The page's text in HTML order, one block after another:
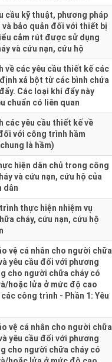
cầu kỹ thuật, phương pháp
bảo quản đối với thiết bị
cắm rút được sử dụng
và cứu nạn, cứu hộ
về các yêu cầu thiết kế các
xả bột từ các bình chứa
Các loại khí đẩy này
chuẩn có liên quan
các yêu cầu thiết kế về
với công trình hầm
là hầm)
hiện dân chủ trong công
và cứu nạn, cứu hộ của
dân
thực hiện nhiệm vụ
cháy, cứu nạn, cứu hộ
vệ cá nhân cho người chữa
yêu cầu đối với phương
cho người chữa cháy có
hoặc lửa ở mức độ cao
công trình - Phần 1: Yêu
vệ cá nhân cho người chữa
yêu cầu đối với phương
cho người chữa cháy có